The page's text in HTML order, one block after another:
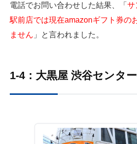
電話でお問い合わせした結果、「 サ
駅前店では現在amazonギフト券の
ません 」と言われました。
1-4：大黒屋 渋谷センタ